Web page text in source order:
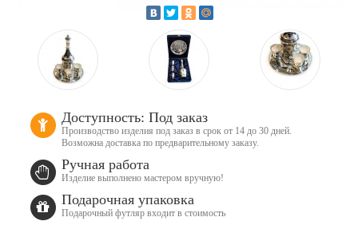
Доступность: Под заказ
Производство изделия под заказ в срок от 14 до 30 дней.
Возможна доставка по предварительному заказу.
Ручная работа
Изделие выполнено мастером вручную!
Подарочная упаковка
Подарочный футляр входит в стоимость